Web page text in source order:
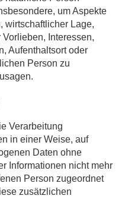
um Aspekte
wirtschaftlicher Lage,
Interessen,
Aufenthaltsort oder
Person zu
Verarbeitung
in einer Weise, auf
Daten ohne
Informationen nicht mehr
Person zugeordnet
zusätzlichen